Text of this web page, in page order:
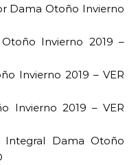
Dama Otoño Invierno
Otoño Invierno 2019 –
Invierno 2019 – VER
Invierno 2019 – VER
Integral Dama Otoño